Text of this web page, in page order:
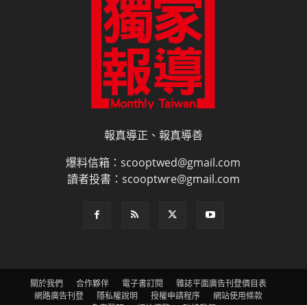
報真導正、報真導善
爆料信箱：scooptwed@gmail.com
讀者投書：scooptwre@gmail.com
關於我們 合作夥伴 電子書訂閱
雜誌平面廣告刊登價目表
網路廣告刊登
隱私權說明 授權申請程序
網站使用條款